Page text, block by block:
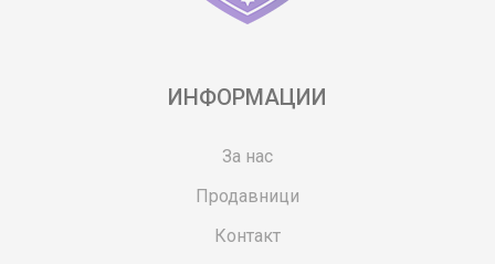
ИНФОРМАЦИИ
За нас
Продавници
Контакт